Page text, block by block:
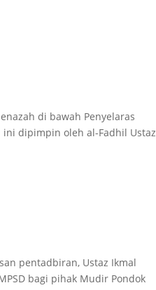
di bawah Penyelaras
ini dipimpin oleh al-Fadhil Ustaz
pentadbiran, Ustaz Ikmal
bagi pihak Mudir Pondok